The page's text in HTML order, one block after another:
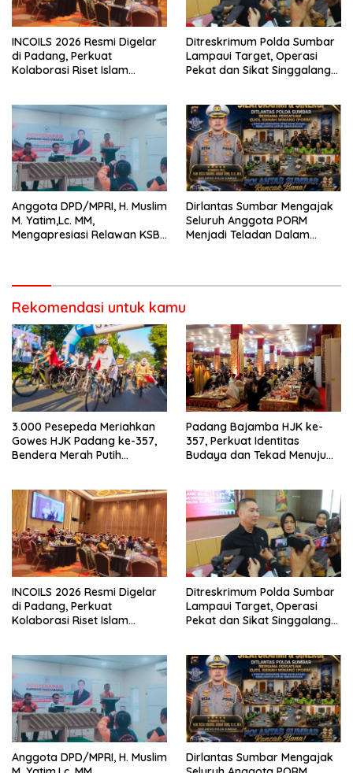
INCOILS 2026 Resmi Digelar
di Padang, Perkuat
Kolaborasi Riset Islam
Ditreskrimum Polda Sumbar
Lampaui Target, Operasi
Pekat dan Sikat Singgalang
Anggota DPD/MPRI, H. Muslim
M. Yatim,Lc. MM,
Mengapresiasi Relawan KSB
Dirlantas Sumbar Mengajak
Seluruh Anggota PORM
Menjadi Teladan Dalam
Rekomendasi untuk kamu
3.000 Pesepeda Meriahkan
Gowes HJK Padang ke-357,
Bendera Merah Putih
Padang Bajamba HJK ke-
357, Perkuat Identitas
Budaya dan Tekad Menuju
INCOILS 2026 Resmi Digelar
di Padang, Perkuat
Kolaborasi Riset Islam
Ditreskrimum Polda Sumbar
Lampaui Target, Operasi
Pekat dan Sikat Singgalang
Anggota DPD/MPRI, H. Muslim
Dirlantas Sumbar Mengajak